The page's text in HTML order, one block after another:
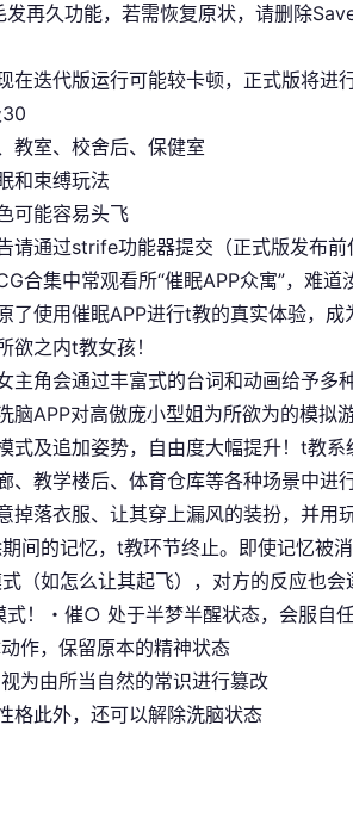
发再久功能，若需恢复原状，请删除
在迭代版运行可能较卡顿，正式版将进
教室、校舍后、保健室
和束缚玩法
可能容易头飞
请通过strife功能器提交（正式版发布前
合集中常观看所“催眠APP众寓”，难
了使用催眠APP进行t教的真实体验，
欲之内t教女孩！
主角会通过丰富式的台词和动画给予多
脑APP对高傲庞小型姐为所欲为的模拟
式及追加姿势，自由度大幅提升！t教系
、教学楼后、体育仓库等各种场景中进
掉落衣服、让其穿上漏风的装扮，并用
间的记忆，t教环节终止。即使记忆被
（如怎么让其起飞），对方的反应也
式！・催○ 处于半梦半醒状态，会服自
作，保留原本的精神状态
为由所当自然的常识进行篡改
格此外，还可以解除洗脑状态